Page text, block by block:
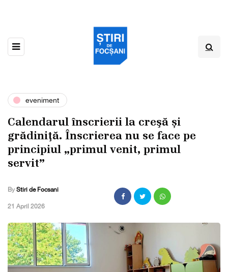
eveniment
Calendarul înscrierii la creşă și
grădiniţă. Înscrierea nu se face pe
principiul „primul venit, primul
servit”
By Stiri de Focsani
,21 April 2026